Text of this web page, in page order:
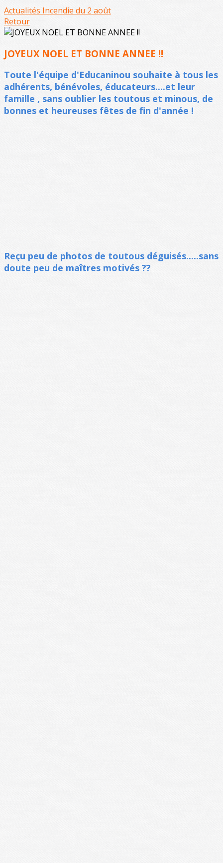
Actualités Incendie du 2 août
Retour
JOYEUX NOEL ET BONNE ANNEE !!
Toute l'équipe d'Educaninou souhaite à tous les
adhérents, bénévoles, éducateurs....et leur
famille , sans oublier les toutous et minous, de
bonnes et heureuses fêtes de fin d'année !
Reçu peu de photos de toutous déguisés.....sans
doute peu de maîtres motivés ??